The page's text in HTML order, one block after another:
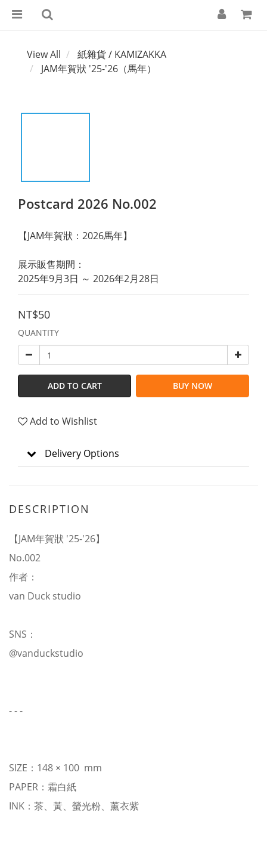
View All
紙雜貨 / KAMIZAKKA
JAM年賀狀 '25-'26（馬年）
Postcard 2026 No.002
【JAM年賀狀：2026馬年】
展示販售期間：
2025年9月3日 ～ 2026年2月28日
NT$50
QUANTITY
ADD TO CART BUY NOW
Add to Wishlist
Delivery Options
DESCRIPTION
【JAM年賀狀 '25-'26】
No.002
作者：
van Duck studio
SNS：
@vanduckstudio
- - -
SIZE：148 × 100 mm
PAPER：霜白紙
INK：茶、黃、螢光粉、薰衣紫